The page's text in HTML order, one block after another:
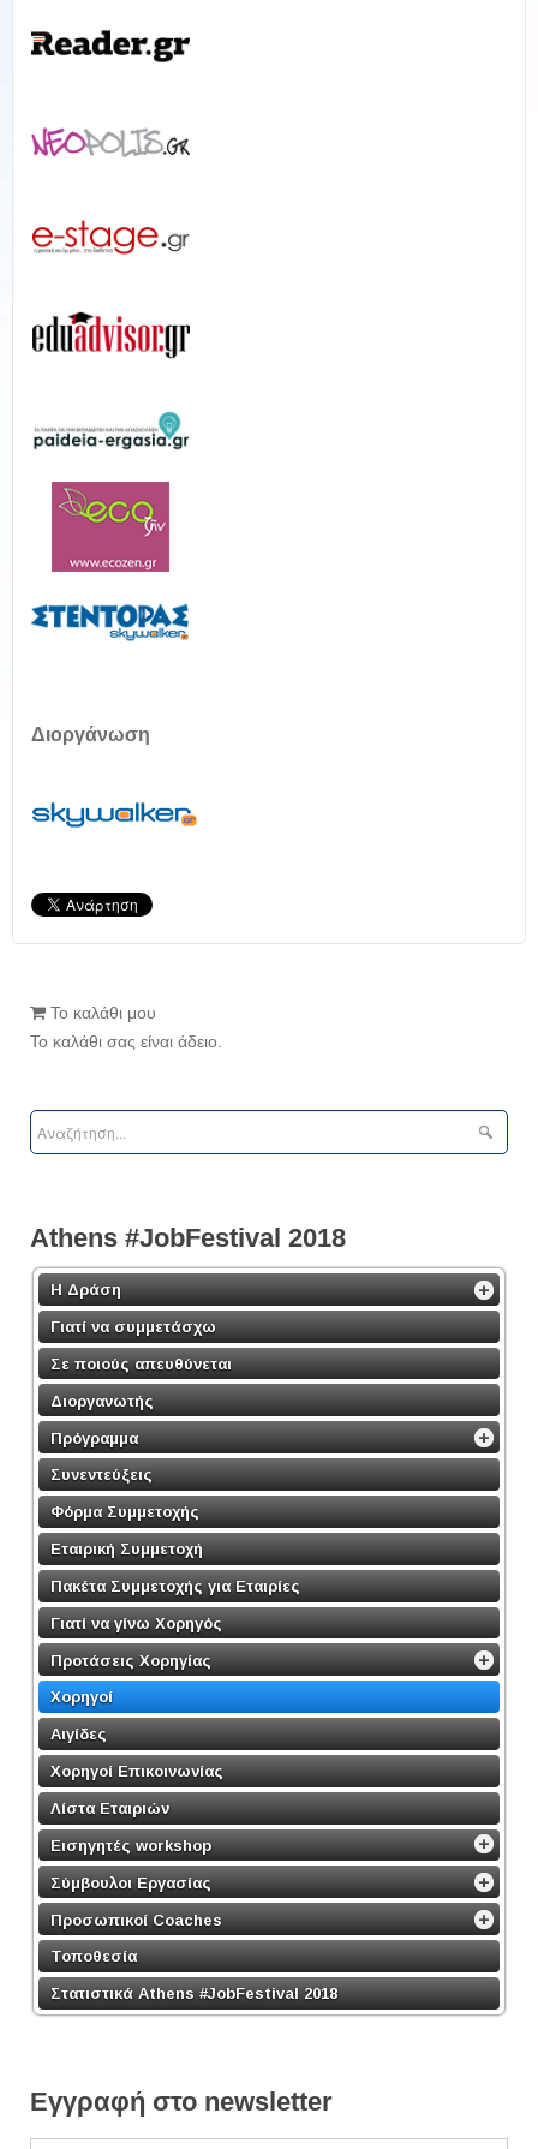
Διοργάνωση
Το καλάθι μου
Το καλάθι σας είναι άδειο.
Athens #JobFestival 2018
Η Δράση
Γιατί να συμμετάσχω
Σε ποιούς απευθύνεται
Διοργανωτής
Πρόγραμμα
Συνεντεύξεις
Φόρμα Συμμετοχής
Εταιρική Συμμετοχή
Πακέτα Συμμετοχής για Εταιρίες
Γιατί να γίνω Χορηγός
Προτάσεις Χορηγίας
Χορηγοί
Αιγίδες
Χορηγοί Επικοινωνίας
Λίστα Εταιριών
Εισηγητές workshop
Σύμβουλοι Εργασίας
Προσωπικοί Coaches
Τοποθεσία
Στατιστικά Athens #JobFestival 2018
Εγγραφή στο newsletter